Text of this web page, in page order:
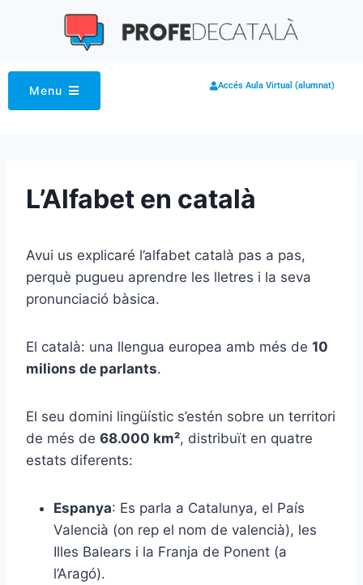
Menu Accés Aula Virtual (alumnat)
L’Alfabet en català
Avui us explicaré l’alfabet català pas a pas,
perquè pugueu aprendre les lletres i la seva
pronunciació bàsica.
El català: una llengua europea amb més de 10
milions de parlants.
El seu domini lingüístic s’estén sobre un territori
de més de 68.000 km², distribuït en quatre
estats diferents:
Espanya: Es parla a Catalunya, el País
Valencià (on rep el nom de valencià), les
Illes Balears i la Franja de Ponent (a
l’Aragó).